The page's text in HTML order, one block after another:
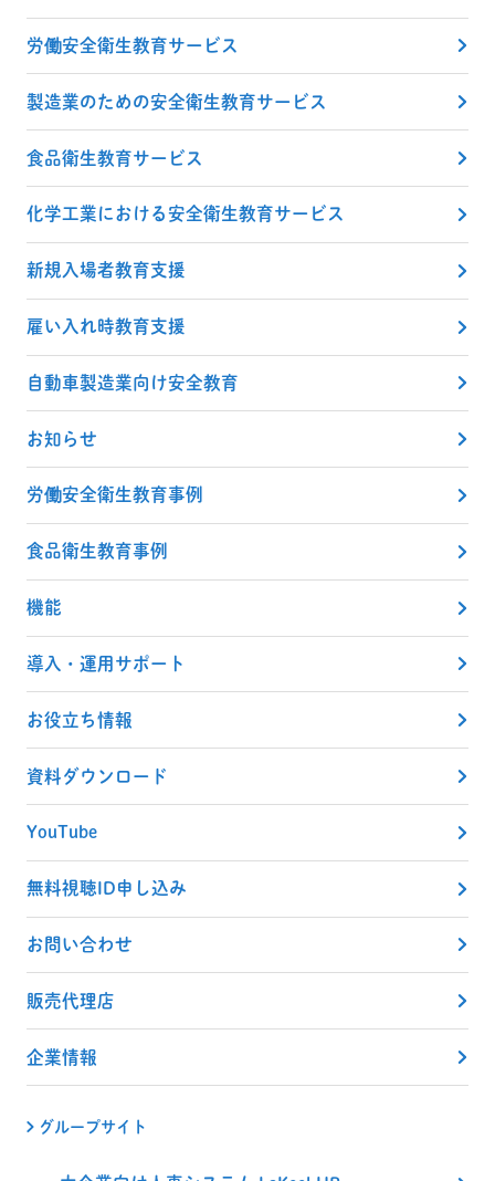
労働安全衛生教育サービス
製造業のための安全衛生教育サービス
食品衛生教育サービス
化学工業における安全衛生教育サービス
新規入場者教育支援
雇い入れ時教育支援
自動車製造業向け安全教育
お知らせ
労働安全衛生教育事例
食品衛生教育事例
機能
導入・運用サポート
お役立ち情報
資料ダウンロード
YouTube
無料視聴ID申し込み
お問い合わせ
販売代理店
企業情報
グループサイト